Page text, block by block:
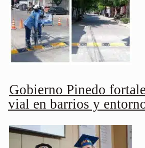
Gobierno Pinedo
vial en barrios y